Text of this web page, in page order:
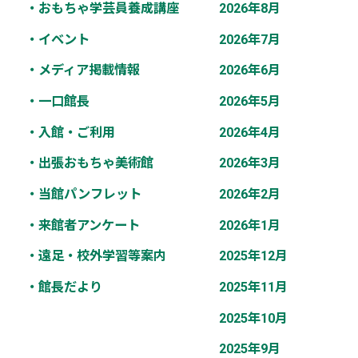
・おもちゃ学芸員養成講座
・イベント
・メディア掲載情報
・一口館長
・入館・ご利用
・出張おもちゃ美術館
・当館パンフレット
・来館者アンケート
・遠足・校外学習等案内
・館長だより
2026年8月
2026年7月
2026年6月
2026年5月
2026年4月
2026年3月
2026年2月
2026年1月
2025年12月
2025年11月
2025年10月
2025年9月